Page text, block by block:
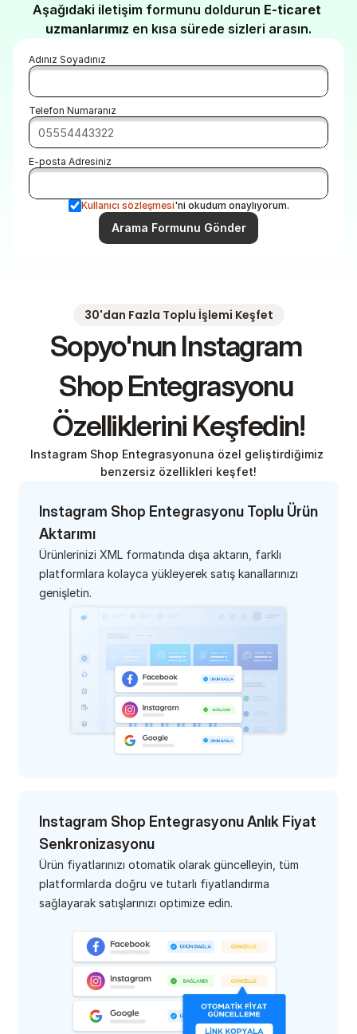
Aşağıdaki iletişim formunu doldurun E-ticaret
uzmanlarımız en kısa sürede sizleri arasın.
Adınız Soyadınız
Telefon Numaranız
E-posta Adresiniz
Kullanıcı sözleşmesi'ni okudum onaylıyorum.
Arama Formunu Gönder
30'dan Fazla Toplu İşlemi Keşfet
Sopyo'nun Instagram
Shop Entegrasyonu
Özelliklerini Keşfedin!
Instagram Shop Entegrasyonuna özel geliştirdiğimiz
benzersiz özellikleri keşfet!
Instagram Shop Entegrasyonu Toplu Ürün
Aktarımı
Ürünlerinizi XML formatında dışa aktarın, farklı
platformlara kolayca yükleyerek satış kanallarınızı
genişletin.
Instagram Shop Entegrasyonu Anlık Fiyat
Senkronizasyonu
Ürün fiyatlarınızı otomatik olarak güncelleyin, tüm
platformlarda doğru ve tutarlı fiyatlandırma
sağlayarak satışlarınızı optimize edin.